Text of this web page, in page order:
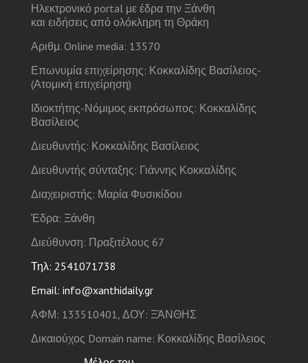
Ηλεκτρονικό portal με έδρα την Ξάνθη
και ειδήσεις από ολόκληρη τη Θράκη
Αριθμ. Online media: 13570
Επωνυμία επιχείρησης: Κοκκαλίδης Βασίλειος-
(Ατομική επιχείρηση)
Ιδιοκτήτης-Νόμιμος εκπρόσωπος: Κοκκαλίδης
Βασίλειος
Διευθυντής: Κοκκαλίδης Βασίλειος
Διευθυντής σύνταξης: Γιάννης Κοκκαλίδης
Διαχειριστής: Μαρία Φυσικίδου
Έδρα: Ξάνθη
Διεύθυνση: Πραξιτέλους 67
Τηλ: 2541071738
Email: info@xanthidaily.gr
ΑΦΜ: 133510401, ΔΟΥ: ΞΆΝΘΗΣ
Δικαιούχος Domain name: Κοκκαλίδης Βασίλειος